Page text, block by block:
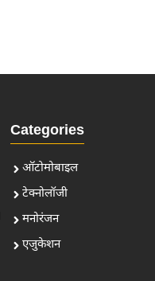
Categories
ऑटोमोबाइल
टेक्नोलॉजी
मनोरंजन
एजुकेशन